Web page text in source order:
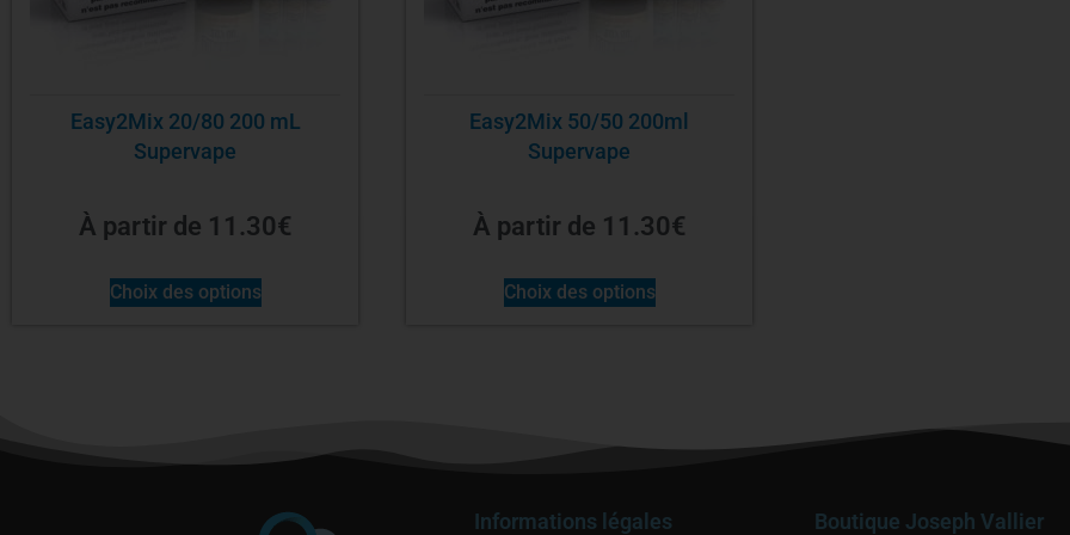
Easy2Mix 20/80 200 mL
Supervape
À partir de 11.30€
Choix des options
Easy2Mix 50/50 200ml
Supervape
À partir de 11.30€
Choix des options
Informations légales Boutique Joseph Vallier